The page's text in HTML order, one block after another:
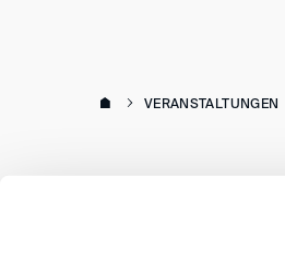
VERANSTALTUNGEN